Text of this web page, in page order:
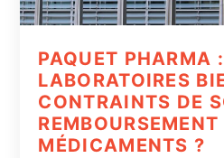
PAQUET PHARMA
LABORATOIRES
CONTRAINTS DE
REMBOURSEMENT
MÉDICAMENTS ?